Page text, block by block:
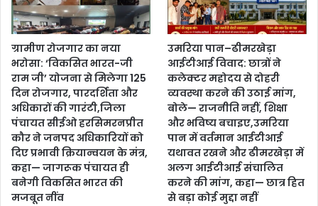
ग्रामीण रोजगार का नया
भरोसा: ‘विकसित भारत-जी
राम जी’ योजना से मिलेगा 125
दिन रोजगार, पारदर्शिता और
अधिकारों की गारंटी,जिला
पंचायत सीईओ हरसिमरनप्रीत
कौर ने जनपद अधिकारियों को
दिए प्रभावी क्रियान्वयन के मंत्र,
कहा— जागरूक पंचायत ही
बनेगी विकसित भारत की
मजबूत नींव
उमरिया पान–ढीमरखेड़ा
आईटीआई विवाद: छात्रों ने
कलेक्टर महोदय से दोहरी
व्यवस्था करने की उठाई मांग,
बोले— राजनीति नहीं, शिक्षा
और भविष्य बचाइए,उमरिया
पान में वर्तमान आईटीआई
यथावत रखने और ढीमरखेड़ा में
अलग आईटीआई संचालित
करने की मांग, कहा— छात्र हित
से बड़ा कोई मुद्दा नहीं